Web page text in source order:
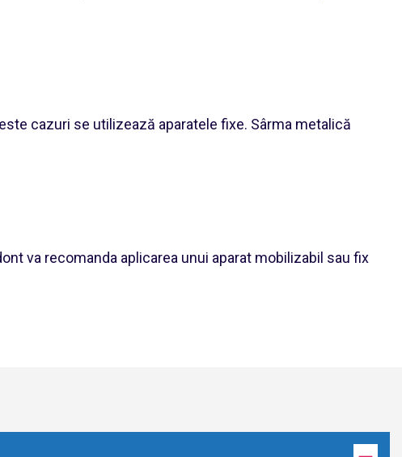
cazuri se utilizează aparatele fixe. Sârma metalică
va recomanda aplicarea unui aparat mobilizabil sau fix